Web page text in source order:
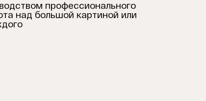
профессионального
над большой картиной или